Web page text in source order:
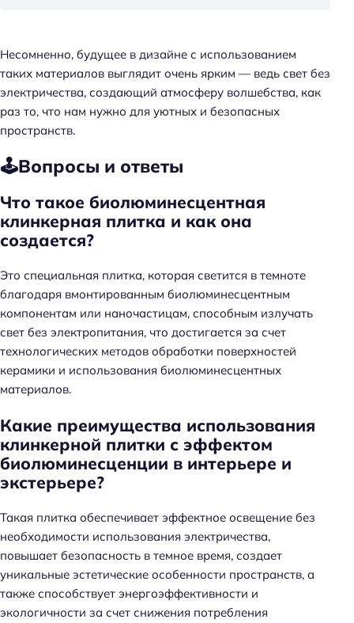
Несомненно, будущее в дизайне с использованием
таких материалов выглядит очень ярким — ведь свет без
электричества, создающий атмосферу волшебства, как
раз то, что нам нужно для уютных и безопасных
пространств.
🕹️Вопросы и ответы
Что такое биолюминесцентная
клинкерная плитка и как она
создается?
Это специальная плитка, которая светится в темноте
благодаря вмонтированным биолюминесцентным
компонентам или наночастицам, способным излучать
свет без электропитания, что достигается за счет
технологических методов обработки поверхностей
керамики и использования биолюминесцентных
материалов.
Какие преимущества использования
клинкерной плитки с эффектом
биолюминесценции в интерьере и
экстерьере?
Такая плитка обеспечивает эффектное освещение без
необходимости использования электричества,
повышает безопасность в темное время, создает
уникальные эстетические особенности пространств, а
также способствует энергоэффективности и
экологичности за счет снижения потребления